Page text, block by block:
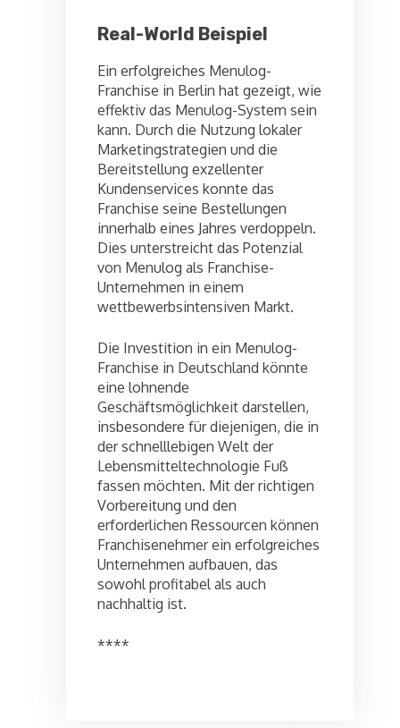
Real-World Beispiel
Ein erfolgreiches Menulog-
Franchise in Berlin hat gezeigt, wie
effektiv das Menulog-System sein
kann. Durch die Nutzung lokaler
Marketingstrategien und die
Bereitstellung exzellenter
Kundenservices konnte das
Franchise seine Bestellungen
innerhalb eines Jahres verdoppeln.
Dies unterstreicht das Potenzial
von Menulog als Franchise-
Unternehmen in einem
wettbewerbsintensiven Markt.
Die Investition in ein Menulog-
Franchise in Deutschland könnte
eine lohnende
Geschäftsmöglichkeit darstellen,
insbesondere für diejenigen, die in
der schnelllebigen Welt der
Lebensmitteltechnologie Fuß
fassen möchten. Mit der richtigen
Vorbereitung und den
erforderlichen Ressourcen können
Franchisenehmer ein erfolgreiches
Unternehmen aufbauen, das
sowohl profitabel als auch
nachhaltig ist.
****